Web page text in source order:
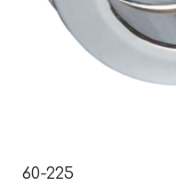
60-225